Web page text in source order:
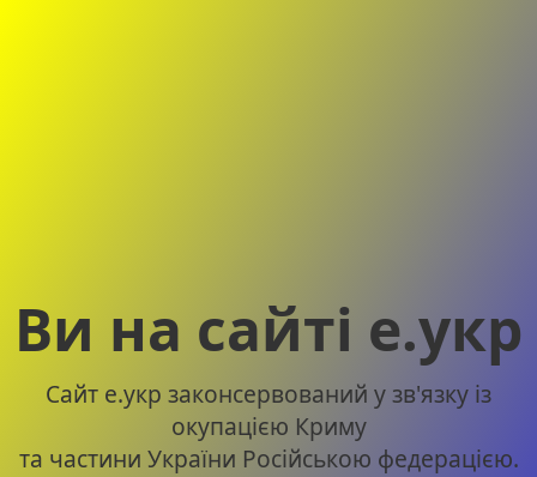
Ви на сайті е.укр
Сайт е.укр законсервований у зв'язку із
окупацією Криму
та частини України Російською федерацією.